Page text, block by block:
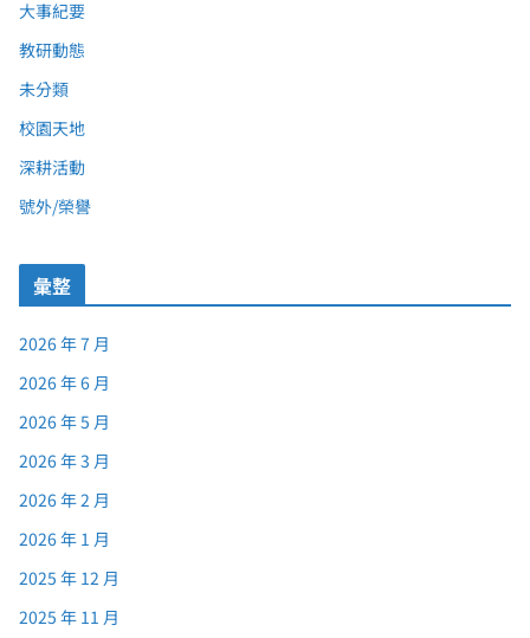
大事紀要
教研動態
未分類
校園天地
深耕活動
號外/榮譽
彙整
2026 年 7 月
2026 年 6 月
2026 年 5 月
2026 年 3 月
2026 年 2 月
2026 年 1 月
2025 年 12 月
2025 年 11 月